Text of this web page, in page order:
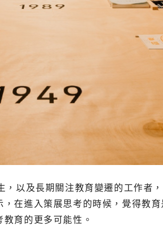
以及長期關注教育變遷的工作者
在進入策展思考的時候，覺得教
育的更多可能性。